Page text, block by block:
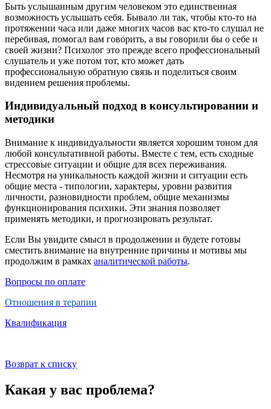
Быть услышанным другим человеком это единственная
возможность услышать себя. Бывало ли так, чтобы кто-то на
протяжении часа или даже многих часов вас кто-то слушал не
перебивая, помогал вам говорить, а вы говорили бы о себе и
своей жизни? Психолог это прежде всего профессиональный
слушатель и уже потом тот, кто может дать
профессиональную обратную связь и поделиться своим
видением решения проблемы.
Индивидуальный подход в консультировании и
методики
Внимание к индивидуальности является хорошим тоном для
любой консультативной работы. Вместе с тем, есть сходные
стрессовые ситуации и общие для всех переживания.
Несмотря на уникальность каждой жизни и ситуации есть
общие места - типологии, характеры, уровни развития
личности, разновидности проблем, общие механизмы
функционирования психики. Эти знания позволяет
применять методики, и прогнозировать результат.
Если Вы увидите смысл в продолжении и будете готовы
сместить внимание на внутренние причины и мотивы мы
продолжим в рамках аналитической работы.
Вопросы по оплате
Отношения в терапии
Квалификация
Возврат к списку
Какая у вас проблема?